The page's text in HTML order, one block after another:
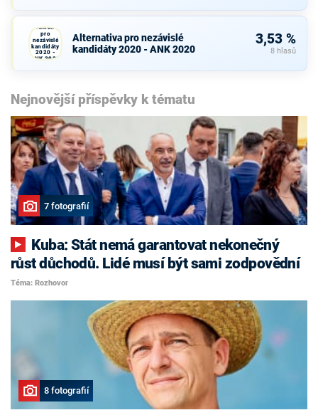
Alternativa
pro
nezávislé
kandidáty
2020 -
ANK 2020
Alternativa pro nezávislé
kandidáty 2020 - ANK 2020
3,53 %
8 hlasů
Nejnovější příspěvky k tématu
7 fotografií
růst důchodů. Lidé musí být sami zodpovědní
Téma: Rozhovor
8 fotografií